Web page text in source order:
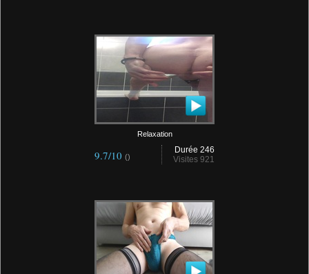
Relaxation
Durée 246
Visites 921
9.7/10 ()